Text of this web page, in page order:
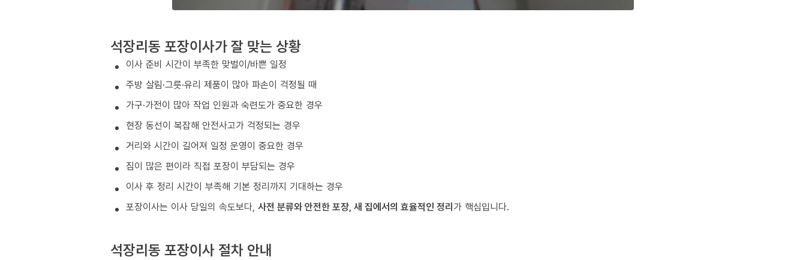
석장리동 포장이사가 잘 맞는 상황
이사 준비 시간이 부족한 맞벌이/바쁜 일정
주방 살림·그릇·유리 제품이 많아 파손이 걱정될 때
가구·가전이 많아 작업 인원과 숙련도가 중요한 경우
현장 동선이 복잡해 안전사고가 걱정되는 경우
거리와 시간이 길어져 일정 운영이 중요한 경우
짐이 많은 편이라 직접 포장이 부담되는 경우
이사 후 정리 시간이 부족해 기본 정리까지 기대하는 경우
포장이사는 이사 당일의 속도보다, 사전 분류와 안전한 포장, 새 집에서의 효율적인 정리가 핵심입니다.
석장리동 포장이사 절차 안내